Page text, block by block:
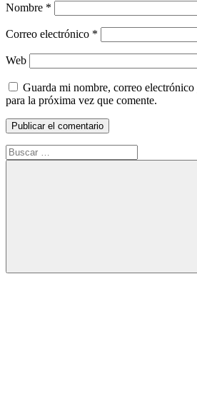
Nombre *
Correo electrónico *
Web
Guarda mi nombre, correo
para la próxima vez que comente.
Buscar:
Buscar